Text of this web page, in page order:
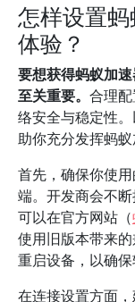
怎样设置
体验？
要想获得蚂蚁加
至关重要。 合理
络安全与稳定性
助你充分发挥蚂蚁
首先，确保你使
端。开发商会不断
可以在官方网站（
使用旧版本带来
重启设备，以确保
在连接设置方面